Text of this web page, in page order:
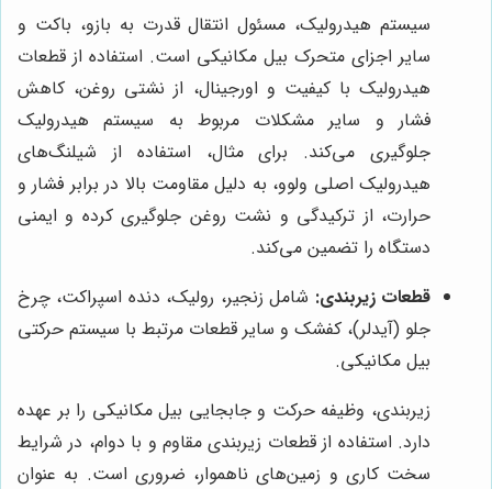
سیستم هیدرولیک، مسئول انتقال قدرت به بازو، باکت و
سایر اجزای متحرک بیل مکانیکی است. استفاده از قطعات
هیدرولیک با کیفیت و اورجینال، از نشتی روغن، کاهش
فشار و سایر مشکلات مربوط به سیستم هیدرولیک
جلوگیری می‌کند. برای مثال، استفاده از شیلنگ‌های
هیدرولیک اصلی ولوو، به دلیل مقاومت بالا در برابر فشار و
حرارت، از ترکیدگی و نشت روغن جلوگیری کرده و ایمنی
دستگاه را تضمین می‌کند.
قطعات زیربندی: شامل زنجیر، رولیک، دنده اسپراکت، چرخ
جلو (آیدلر)، کفشک و سایر قطعات مرتبط با سیستم حرکتی
بیل مکانیکی.
زیربندی، وظیفه حرکت و جابجایی بیل مکانیکی را بر عهده
دارد. استفاده از قطعات زیربندی مقاوم و با دوام، در شرایط
سخت کاری و زمین‌های ناهموار، ضروری است. به عنوان